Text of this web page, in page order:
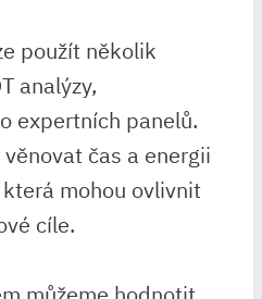
použít několik
analýzy,
expertních panelů.
čas a energii
mohou ovlivnit
cíle.